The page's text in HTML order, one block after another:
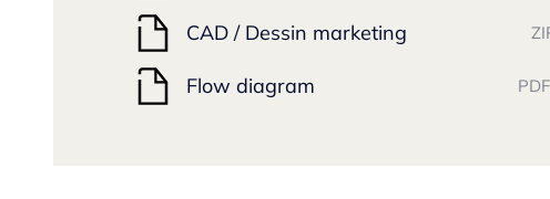
CAD / Dessin marketing
Flow diagram PDF